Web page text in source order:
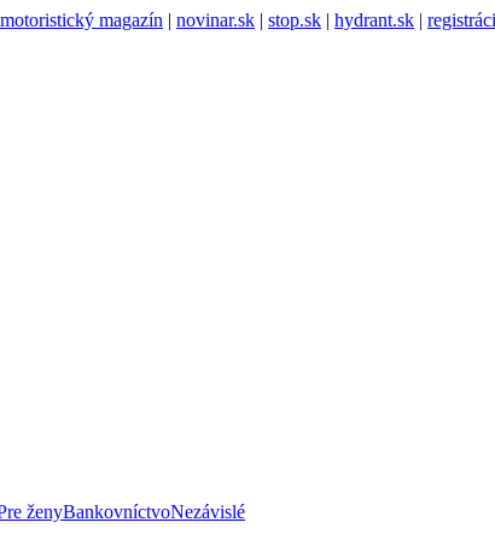
motoristický magazín | novinar.sk | stop.sk | hydrant.sk |
ženyBankovníctvoNezávislé